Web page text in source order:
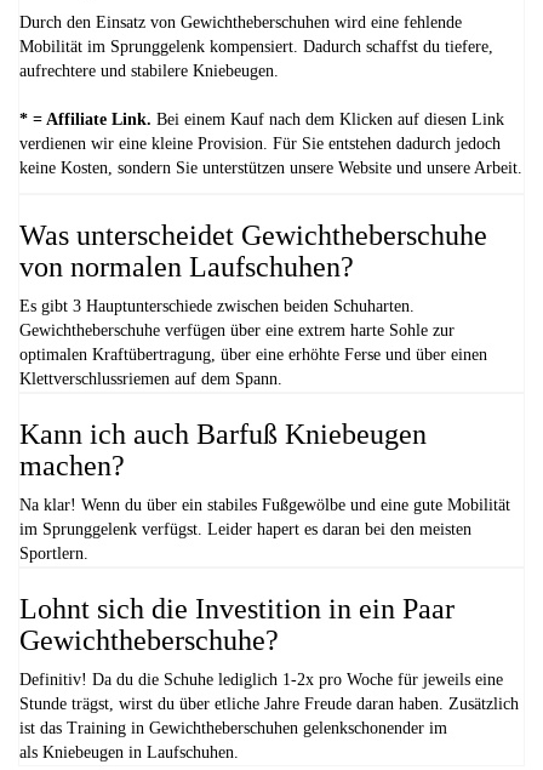
Durch den Einsatz von Gewichtheberschuhen wird eine fehlende
Mobilität im Sprunggelenk kompensiert. Dadurch schaffst du tiefere,
aufrechtere und stabilere Kniebeugen.
* = Affiliate Link. Bei einem Kauf nach dem Klicken auf diesen Link
verdienen wir eine kleine Provision. Für Sie entstehen dadurch jedoch
keine Kosten, sondern Sie unterstützen unsere Website und unsere Arbeit.
Was unterscheidet Gewichtheberschuhe
von normalen Laufschuhen?
Es gibt 3 Hauptunterschiede zwischen beiden Schuharten.
Gewichtheberschuhe verfügen über eine extrem harte Sohle zur
optimalen Kraftübertragung, über eine erhöhte Ferse und über einen
Klettverschlussriemen auf dem Spann.
Kann ich auch Barfuß Kniebeugen
machen?
Na klar! Wenn du über ein stabiles Fußgewölbe und eine gute Mobilität
im Sprunggelenk verfügst. Leider hapert es daran bei den meisten
Sportlern.
Lohnt sich die Investition in ein Paar
Gewichtheberschuhe?
Definitiv! Da du die Schuhe lediglich 1-2x pro Woche für jeweils eine
Stunde trägst, wirst du über etliche Jahre Freude daran haben. Zusätzlich
ist das Training in Gewichtheberschuhen gelenkschonender im
als Kniebeugen in Laufschuhen.